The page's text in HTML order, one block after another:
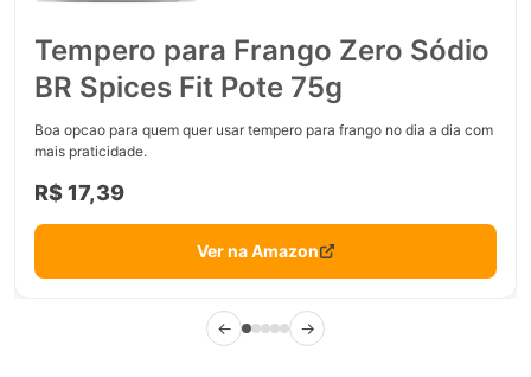
Tempero para Frango Zero Sódio
BR Spices Fit Pote 75g
Boa opcao para quem quer usar tempero para frango no dia a dia com
mais praticidade.
R$ 17,39
Ver na Amazon
← →